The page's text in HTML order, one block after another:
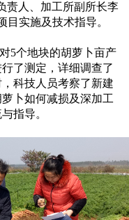
责人、加工所副所长李
目实施及技术指导。
5个地块的胡萝卜亩产
了测定，详细调查了
科技人员考察了新建
卜如何减损及深加工
指导。